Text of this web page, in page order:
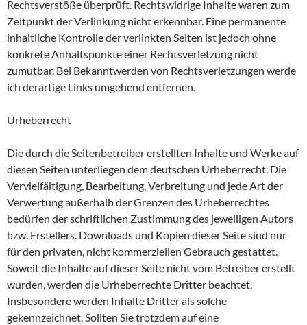
Rechtsverstöße überprüft. Rechtswidrige Inhalte waren zum
Zeitpunkt der Verlinkung nicht erkennbar. Eine permanente
inhaltliche Kontrolle der verlinkten Seiten ist jedoch ohne
konkrete Anhaltspunkte einer Rechtsverletzung nicht
zumutbar. Bei Bekanntwerden von Rechtsverletzungen werde
ich derartige Links umgehend entfernen.
Urheberrecht
Die durch die Seitenbetreiber erstellten Inhalte und Werke auf
diesen Seiten unterliegen dem deutschen Urheberrecht. Die
Vervielfältigung, Bearbeitung, Verbreitung und jede Art der
Verwertung außerhalb der Grenzen des Urheberrechtes
bedürfen der schriftlichen Zustimmung des jeweiligen Autors
bzw. Erstellers. Downloads und Kopien dieser Seite sind nur
für den privaten, nicht kommerziellen Gebrauch gestattet.
Soweit die Inhalte auf dieser Seite nicht vom Betreiber erstellt
wurden, werden die Urheberrechte Dritter beachtet.
Insbesondere werden Inhalte Dritter als solche
gekennzeichnet. Sollten Sie trotzdem auf eine